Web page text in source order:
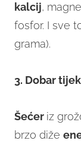
kalcij,
fosfor. I sve
grama).
3. Dobar
Šećer iz
brzo diže